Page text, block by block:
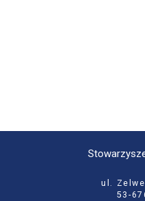
ul.
53-